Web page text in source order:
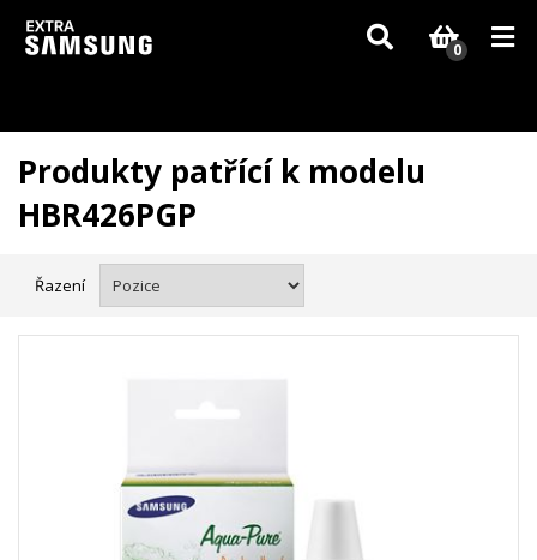
Vzhledem k aktuální situaci se může dodání dílů, které nejsou skladem,
zpozdit. Děkujeme za pochopení.
0
Produkty patřící k modelu
HBR426PGP
Řazení